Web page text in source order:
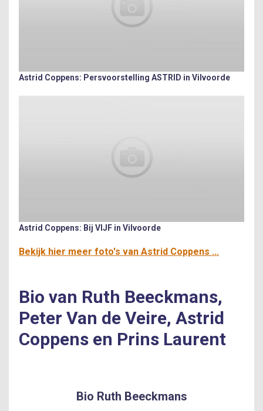
Astrid Coppens: Persvoorstelling ASTRID in Vilvoorde
Astrid Coppens: Bij VIJF in Vilvoorde
Bekijk hier meer foto's van Astrid Coppens ...
Bio van Ruth Beeckmans,
Peter Van de Veire, Astrid
Coppens en Prins Laurent
Bio Ruth Beeckmans